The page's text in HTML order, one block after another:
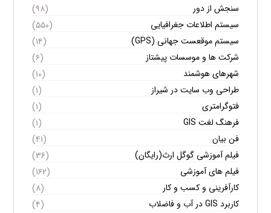
سنجش از دور
(۹۸)
سیستم اطلاعات جغرافیایی
(۵۵۰)
سیستم موقعست جهانی (GPS)
(۱۴)
شرکت ها و موسسات پیشتاز
(۶)
شهرهای هوشمند
(۱۰)
طراحی وب سایت در شیراز
(۱)
فتوگرامتری
(۱)
فرهنگ لغت GIS
(۱)
فن بیان
(۴۱)
فیلم آموزشی گوگل ارث(رایگان)
(۳۶)
فیلم های آموزشی
(۱۶۲)
کارآفرینی و کسب و کار
(۸)
کاربرد GIS در آب و فاضلاب
(۴)